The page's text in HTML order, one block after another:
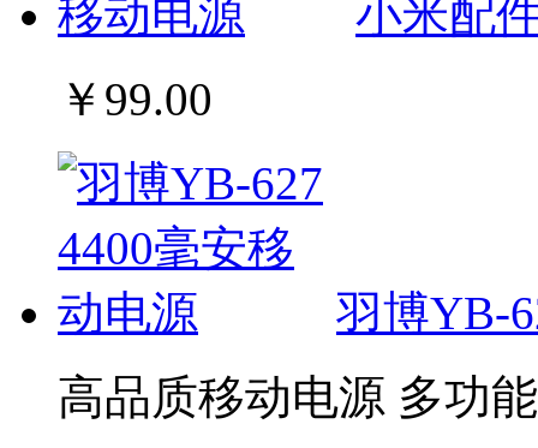
小米配
￥99.00
羽博YB-
高品质移动电源 多功